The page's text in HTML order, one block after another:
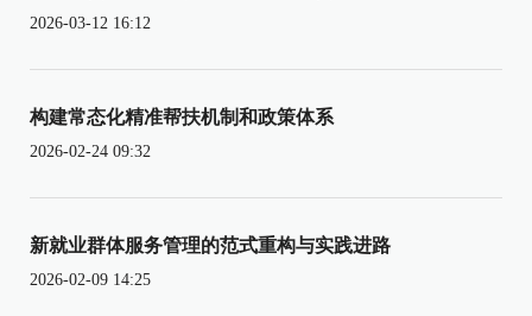
2026-03-12 16:12
构建常态化精准帮扶机制和政策体系
2026-02-24 09:32
新就业群体服务管理的范式重构与实践进路
2026-02-09 14:25